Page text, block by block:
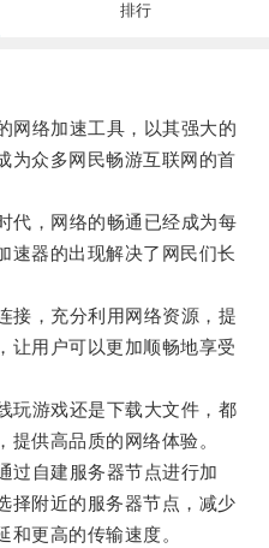
排行
络加速工具，以其强大的
为众多网民畅游互联网的首
，网络的畅通已经成为每
速器的出现解决了网民们长
，充分利用网络资源，提
让用户可以更加顺畅地享受
游戏还是下载大文件，都
供高品质的网络体验。
自建服务器节点进行加
择附近的服务器节点，减少
和更高的传输速度。